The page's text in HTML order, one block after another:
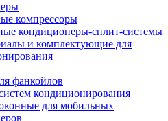
компрессоры
кондиционеры-сплит-системы
и комплектующие для
фанкойлов
кондиционирования
для мобильных